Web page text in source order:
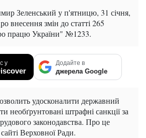
Зеленський у п'ятницю, 31 січня,
внесення змін до статті 265
працю України" №1233.
у Додайте в
джерела Google
удосконалити державний
необґрунтовані штрафні санкції за
законодавства. Про це
Верховної Ради.